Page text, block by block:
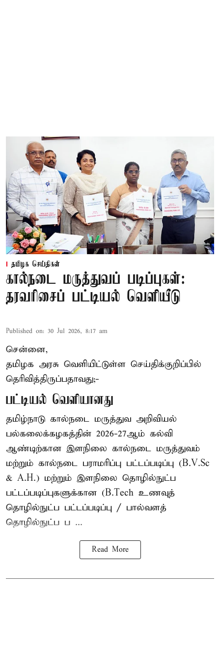
தமிழக செய்திகள்
கால்நடை மருத்துவப் படிப்புகள்:
தரவரிசைப் பட்டியல் வெளியீடு
Published on: 30 Jul 2026, 8:17 am
சென்னை,
தமிழக அரசு வெளியிட்டுள்ள செய்திக்குறிப்பில்
தெரிவித்திருப்பதாவது;-
பட்டியல் வெளியானது
தமிழ்நாடு கால்நடை மருத்துவ அறிவியல்
பல்கலைக்கழகத்தின் 2026-27ஆம் கல்வி
ஆண்டிற்கான இளநிலை கால்நடை மருத்துவம்
மற்றும் கால்நடை பராமரிப்பு பட்டப்படிப்பு (B.V.Sc
& A.H.) மற்றும் இளநிலை தொழில்நுட்ப
பட்டப்படிப்புகளுக்கான (B.Tech உணவுத்
தொழில்நுட்ப பட்டப்படிப்பு / பால்வளத்
தொழில்நுட்ப ப ...
Read More